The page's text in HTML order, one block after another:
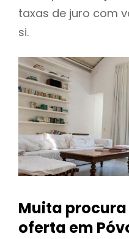
taxas de juro com
si.
Muita
oferta em